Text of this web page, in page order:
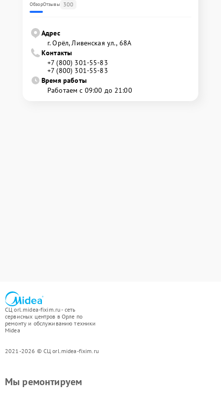
ОбзорОтзывы 300
Адрес
г. Орёл, Ливенская ул., 68А
Контакты
+7 (800) 301-55-83
+7 (800) 301-55-83
Время работы
Работаем с 09:00 до 21:00
СЦ orl.midea-fixim.ru - сеть
сервисных центров в Орле по
ремонту и обслуживанию техники
Midea
2021-2026 © СЦ orl.midea-fixim.ru
Мы ремонтируем